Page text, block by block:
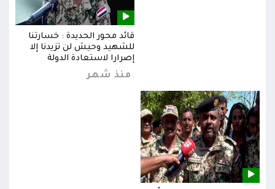
قائد محور الحديدة : خسارتنا
للشهيد وحيش لن تزيدنا إلا
إصرارا لاستعادة الدولة
منذ شهر